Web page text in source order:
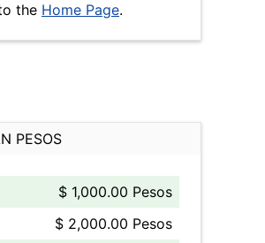
the Home Page.
PESOS
$ 1,000.00 Pesos
$ 2,000.00 Pesos